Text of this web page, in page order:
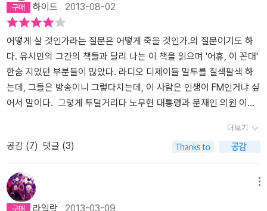
였고 그리고 책이 나오기도 전부터 이 글을 써 내려가고 싶었다. 특히,
그의 저서들에서 뿜어져 나오는 지식의 아우라와 함께 다양하고 깊은
지식, 치밀하고 논리적인 글의 주장의 문체, 그리고 문제에 대한 짙은
호소력 있는 글의 힘을 느낀다면 이번 책은 그의 감성도 엿보일 수 있
는 그 특유의 예리한 감각이 왠지 책에 그대로 녹여져 있을 것만 같은
기대감이랄까.... 이런 기분이 들었기 때문이다. 어쩌면 우리 사회의
비정상적인 틀의 괘변을 그의 책으로 정리하는 마음이 기대감을 증폭
을 받았다. 책이 궁금해서 흥분 조금 섞인 동요가 일어났다. 퇴근시간
이 되어 집으로 곧장 가서 저녁밥도 먹지 않는 채로 바로 책을 펼쳤
다. 그의 문체가 전체적인 시작과 끝의 맥락을 우선 파악하고자 우선
목차와 프롤로그, 에필로그를 읽었다. 역시 그의 문체는 논점의 힘을
느끼게 된다. 우선 첫 느낌은 시작과 끝의 글에서 정치인으로서의 딱
았다고 회상한다. 가치 없는 삶이었기 때문이 아니라, 무엇보다 자기
스스로 원했던 삶이 아니었기 때문이다. '합리적 의심과 깊은 사유를
통해 확신에 이르지 못한 가운데' 어떤 이념이나 명분을 받아들였고,
무엇보다 직업정치인으로서도 행복하지 않았다. 가장 무거웠던 것은
직업정치인이라는 객관적으로 규정되는 나의 '정체성'이다. 나는 현실
정치의 맥락에 포획당한 사람이었다. 나의 모든 행위가 정치적 이해
타산에 따른 것으로 규정당하고 해석되는 한 떳떳하고 기쁜 마음으로
행복한 인생을 살 수 없을 것 같았다.(본문 64쪽)청춘을 위한 질문,
어떻게 살 것인가유시민은 스무 살 무렵을 회상하며 유독 안타까워
한다. 정말 원하는 삶이 무엇인지를 깊이 생각하지 않았다는 뉘우침
이다. 그래서 이 책의 1장은, 청춘을 향하여 '어떻게 살 것인가'라는 질
문을 던지며, 너의 원하는 삶을 고민하고 살아내라고 거듭 강조한다.
명에서 말이다. 정치라는 세계는 항상 더럽고 치사하고 위험천만한
롤러코스터다.그렇지만 정치와 우리와 무관하지 않으나, 사람들은
그 세계를 외면한다. 자신만 더럽히는 것이 싫은 것인지, 아니면 골치
가 아프니깐 그런지 알 수 없다. 단지 중요한 것은 언제나 우리들만은
옳아야 하는 것과 누군가는 더러워야 그 정의관을 실현할 수 있다는
천박한 정의관이 아닐까 싶다. 더러운 세계에서 맞서 싸우려면 더러
움에 발을 들일 수 없다. 언제까지 혼자 깔끔한 척할 수 없다. 문제는
다. 인간의 오만과 왜곡은 그 더러움과 추악함이 커질수록 자신을 미
화시키려고 한다.
한국은 영원히 신화의 제국이 될 것이다. 진실 뒤에
가려진 불편함을 영원힌 은폐하고 대체하려는 것들이 신성하니 말이
다. 폭력에 대한 최종적인 해결은 평화적 비폭력이라고 간디가 가르
쳤으나 그것은 결국 틀린 답이다. 영국에서 인도는 해방되어도 가난
하이드 2013-08-02
어떻게 살 것인가라는 질문은 어떻게 죽을 것인가.의 질문이기도 하
다. 유시민의 그간의 책들과 달리 나는 이 책을 읽으며 '어휴, 이 꼰대'
한숨 지었던 부분들이 많았다. 라디오 디제이들 말투를 질색팔색 하
는데, 그들은 방송이니 그렇다치는데, 이 사람은 인생이 FM인거냐 싶
어서 말이다. 그렇게 투덜거리다 노무현 대통령과 문재인 의원 이야
이 다독여짐을 느끼다가, 즐거운 일을 하고 살라는 이야기를 계속해
서 할 때면, 계속해서 고개를 끄덕거린다. 한 권의 책인데, 하나의 톤
인지 모르겠다. 집중력이 확 떨어졌다가 몰입되었다가 그렇게 오르락
내리락 하며 책을 읽었다. 다 읽고 나니, 이거가 맞지 않는가 싶다. 소
설을 읽을 때는 처음부터 끝까지 버릴 곳 없이 열광하는 경우가 자주
더보기
공감 (7) 댓글 (3)
라일락 2013-03-09